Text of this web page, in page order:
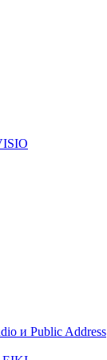
и Public Address